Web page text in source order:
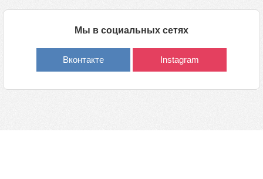
Мы в социальных сетях
Вконтакте Instagram